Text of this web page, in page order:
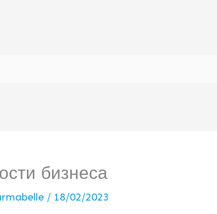
бизнеса
/ 18/02/2023